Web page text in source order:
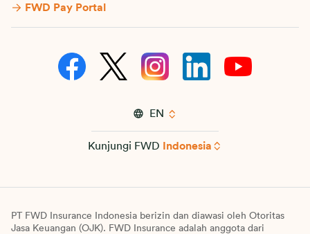
FWD Pay Portal
EN
Kunjungi FWD Indonesia
PT FWD Insurance Indonesia berizin dan diawasi oleh Otoritas
Jasa Keuangan (OJK). FWD Insurance adalah anggota dari